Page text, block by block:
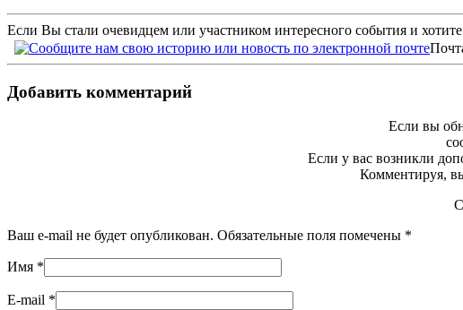
Если Вы стали очевидцем или участником интересного события и
Добавить комментарий
Если вы
Если у вас возникли
Комментируя,
Ваш e-mail не будет опубликован. Обязательные поля помечены *
Имя *
E-mail *